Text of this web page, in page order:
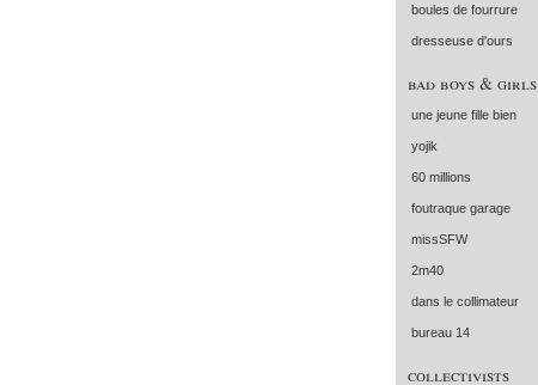
boules de fourrure
dresseuse d'ours
bad boys & girls
une jeune fille bien
yojik
60 millions
foutraque garage
missSFW
2m40
dans le collimateur
bureau 14
collectivists